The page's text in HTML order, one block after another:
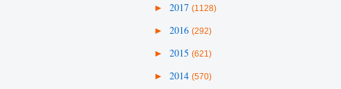
► 2017 (1128)
► 2016 (292)
► 2015 (621)
► 2014 (570)